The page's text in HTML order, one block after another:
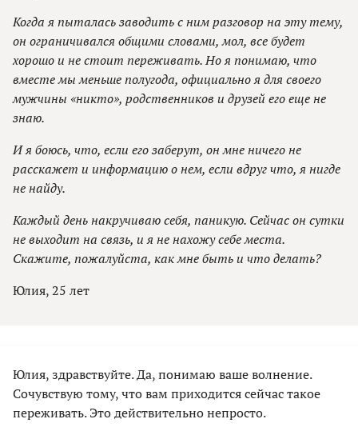
Когда я пыталась заводить с ним разговор на эту тему,
он ограничивался общими словами, мол, все будет
хорошо и не стоит переживать. Но я понимаю, что
вместе мы меньше полугода, официально я для своего
мужчины «никто», родственников и друзей его еще не
знаю.
И я боюсь, что, если его заберут, он мне ничего не
расскажет и информацию о нем, если вдруг что, я нигде
не найду.
Каждый день накручиваю себя, паникую. Сейчас он сутки
не выходит на связь, и я не нахожу себе места.
Скажите, пожалуйста, как мне быть и что делать?
Юлия, 25 лет
Юлия, здравствуйте. Да, понимаю ваше волнение.
Сочувствую тому, что вам приходится сейчас такое
переживать. Это действительно непросто.